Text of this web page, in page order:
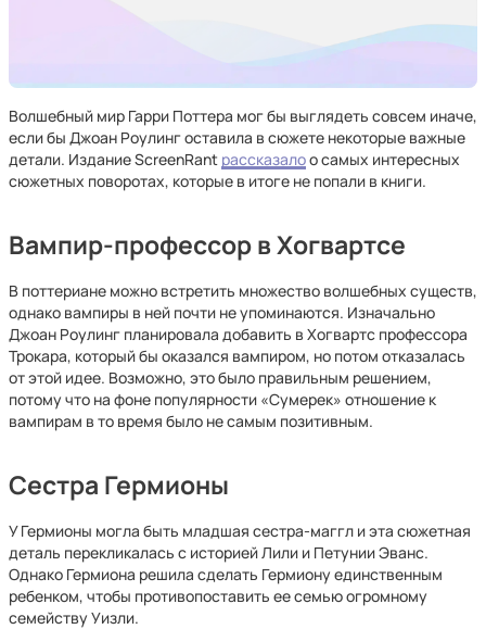
Волшебный мир Гарри Поттера мог бы выглядеть совсем иначе,
если бы Джоан Роулинг оставила в сюжете некоторые важные
детали. Издание ScreenRant рассказалоо самых интересных
сюжетных поворотах, которые в итоге не попали в книги.
Вампир-профессор в Хогвартсе
В поттериане можно встретить множество волшебных существ,
однако вампиры в ней почти не упоминаются. Изначально
Джоан Роулинг планировала добавить в Хогвартс профессора
Трокара, который бы оказался вампиром, но потом отказалась
от этой идее. Возможно, это было правильным решением,
потому что на фоне популярности «Сумерек» отношение к
вампирам в то время было не самым позитивным.
Сестра Гермионы
У Гермионы могла быть младшая сестра-маггл и эта сюжетная
деталь перекликалась с историей Лили и Петунии Эванс.
Однако Гермиона решила сделать Гермиону единственным
ребенком, чтобы противопоставить ее семью огромному
семейству Уизли.